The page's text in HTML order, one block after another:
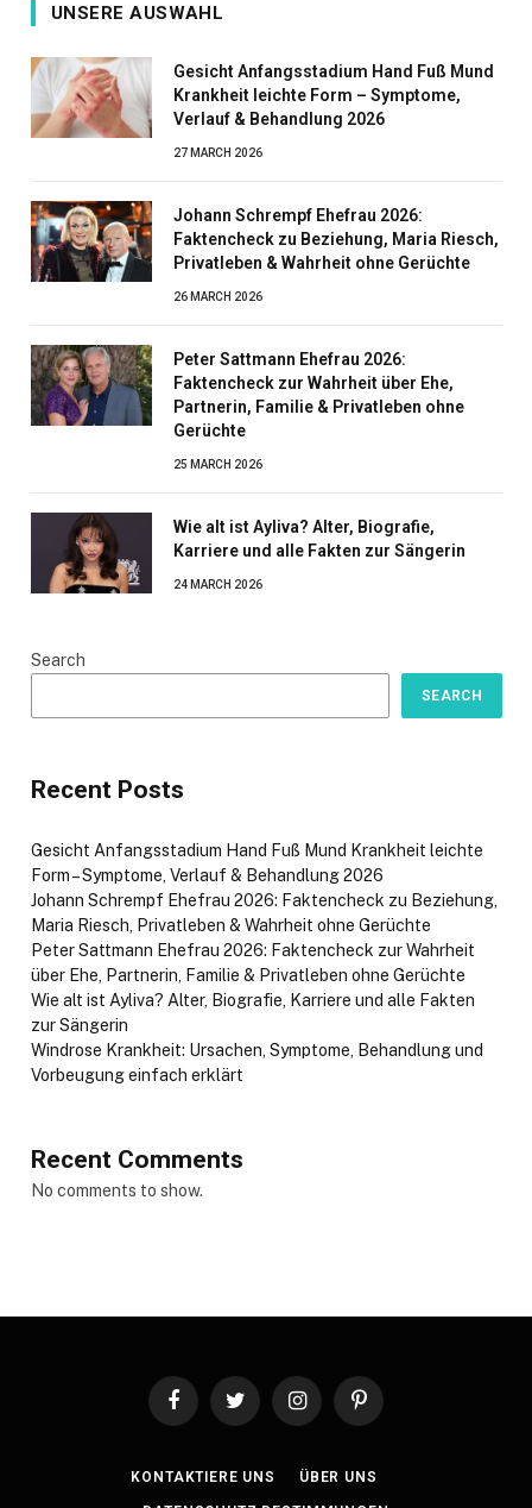
UNSERE AUSWAHL
Gesicht Anfangsstadium Hand Fuß Mund
Krankheit leichte Form – Symptome,
Verlauf & Behandlung 2026
27 MARCH 2026
Johann Schrempf Ehefrau 2026:
Faktencheck zu Beziehung, Maria Riesch,
Privatleben & Wahrheit ohne Gerüchte
26 MARCH 2026
Peter Sattmann Ehefrau 2026:
Faktencheck zur Wahrheit über Ehe,
Partnerin, Familie & Privatleben ohne
Gerüchte
25 MARCH 2026
Wie alt ist Ayliva? Alter, Biografie,
Karriere und alle Fakten zur Sängerin
24 MARCH 2026
Search
SEARCH
Recent Posts
Gesicht Anfangsstadium Hand Fuß Mund Krankheit leichte
Form – Symptome, Verlauf & Behandlung 2026
Johann Schrempf Ehefrau 2026: Faktencheck zu Beziehung,
Maria Riesch, Privatleben & Wahrheit ohne Gerüchte
Peter Sattmann Ehefrau 2026: Faktencheck zur Wahrheit
über Ehe, Partnerin, Familie & Privatleben ohne Gerüchte
Wie alt ist Ayliva? Alter, Biografie, Karriere und alle Fakten
zur Sängerin
Windrose Krankheit: Ursachen, Symptome, Behandlung und
Vorbeugung einfach erklärt
Recent Comments
No comments to show.
FacebookTwitter InstagramPinterest
KONTAKTIERE UNS ÜBER UNS